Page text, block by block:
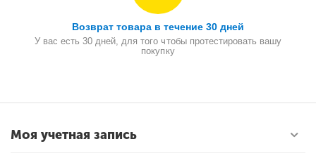
Возврат товара в течение 30 дней
У вас есть 30 дней, для того чтобы протестировать вашу
покупку
Моя учетная запись